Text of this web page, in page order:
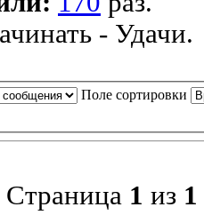
- Удачи.
Поле сортировки
1 из 1